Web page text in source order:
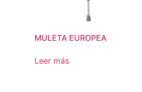
MULETA EUROPEA
Leer más